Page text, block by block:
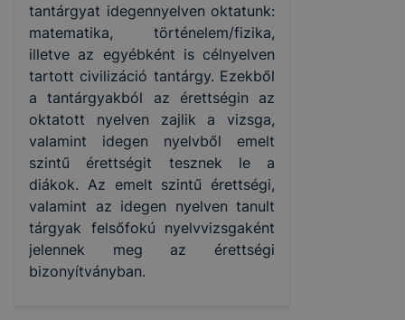
tantárgyat idegennyelven oktatunk:
matematika, történelem/fizika,
illetve az egyébként is célnyelven
tartott civilizáció tantárgy. Ezekből
a tantárgyakból az érettségin az
oktatott nyelven zajlik a vizsga,
valamint idegen nyelvből emelt
szintű érettségit tesznek le a
diákok. Az emelt szintű érettségi,
valamint az idegen nyelven tanult
tárgyak felsőfokú nyelvvizsgaként
jelennek meg az érettségi
bizonyítványban.